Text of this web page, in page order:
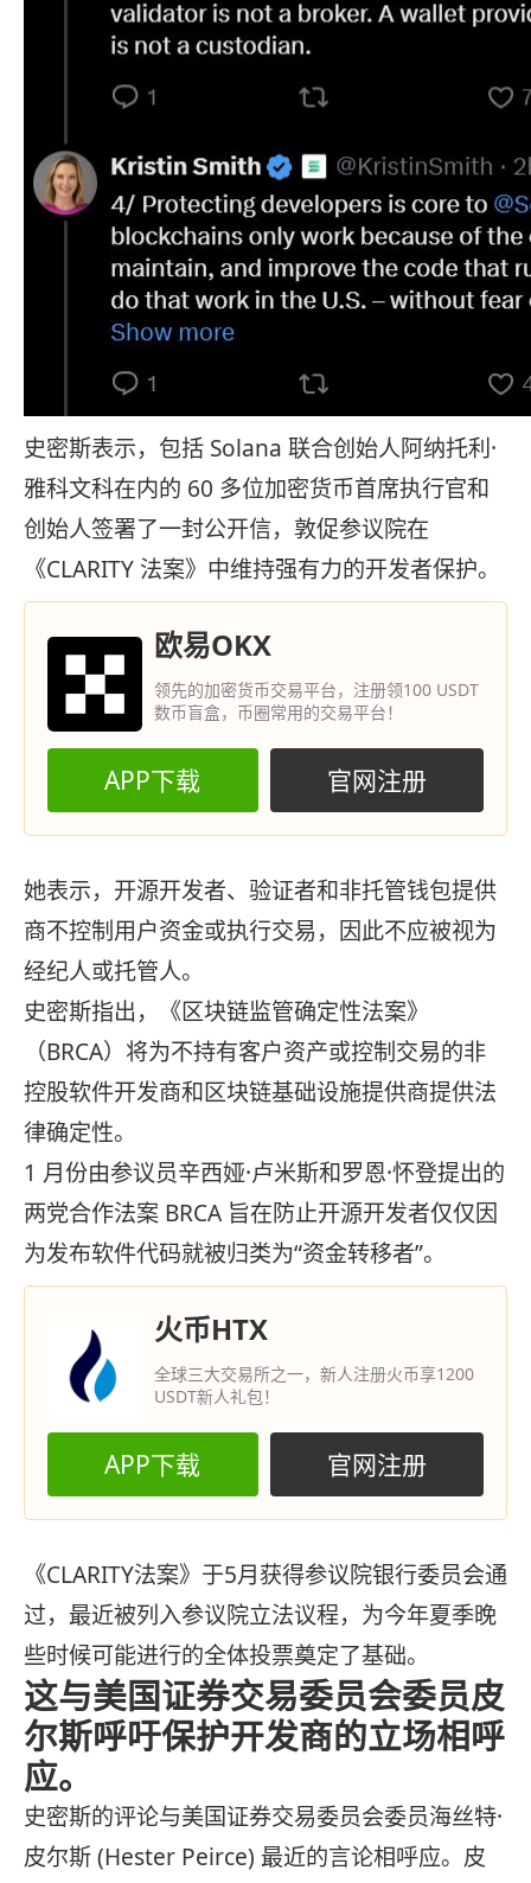
史密斯表示，包括 Solana 联合创始人阿纳托利·
雅科文科在内的 60 多位加密货币首席执行官和
创始人签署了一封公开信，敦促参议院在
《CLARITY 法案》中维持强有力的开发者保护。
欧易OKX
领先的加密货币交易平台，注册领100 USDT
数币盲盒，币圈常用的交易平台！
APP下载 官网注册
她表示，开源开发者、验证者和非托管钱包提供
商不控制用户资金或执行交易，因此不应被视为
经纪人或托管人。
史密斯指出，《区块链监管确定性法案》
（BRCA）将为不持有客户资产或控制交易的非
控股软件开发商和区块链基础设施提供商提供法
律确定性。
1 月份由参议员辛西娅·卢米斯和罗恩·怀登提出的
两党合作法案 BRCA 旨在防止开源开发者仅仅因
为发布软件代码就被归类为“资金转移者”。
火币HTX
全球三大交易所之一，新人注册火币享1200
USDT新人礼包！
APP下载 官网注册
《CLARITY法案》于5月获得参议院银行委员会通
过，最近被列入参议院立法议程，为今年夏季晚
些时候可能进行的全体投票奠定了基础。
这与美国证券交易委员会委员皮
尔斯呼吁保护开发商的立场相呼
应。
史密斯的评论与美国证券交易委员会委员海丝特·
皮尔斯 (Hester Peirce) 最近的言论相呼应。皮